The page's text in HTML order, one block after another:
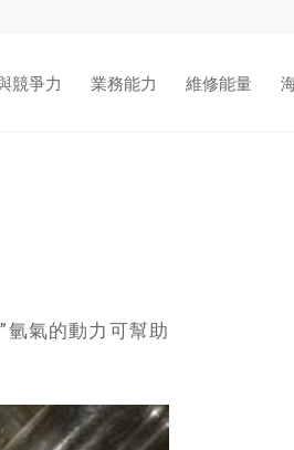
競爭力 業務能力 維修能量
氣的動力可幫助